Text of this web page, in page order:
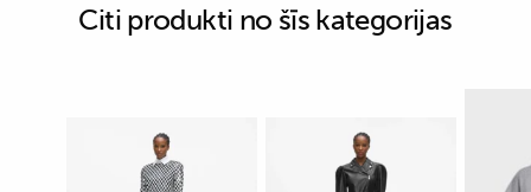
Citi produkti no šīs kategorijas